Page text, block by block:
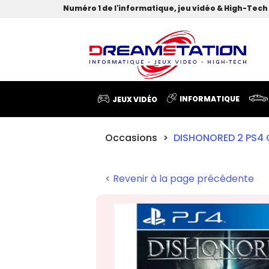
Numéro 1 de l'informatique, jeu vidéo & High-Tech
JEUX VIDÉO INFORMATIQUE
Occasions DISHONORED 2 PS4
< Revenir à la page précédente